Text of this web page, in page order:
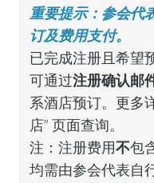
重要提示：参会代
订及费用支付。
已完成注册且希望
可通过注册确认邮
系酒店预订。更多
店” 页面查询。
注：注册费用不包
均需由参会代表自